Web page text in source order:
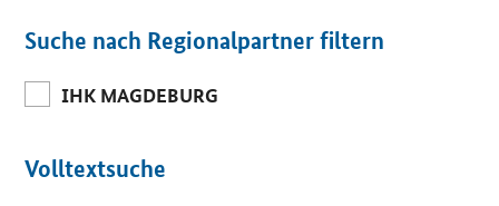
Suche nach Regionalpartner filtern
IHK MAGDEBURG
Volltextsuche